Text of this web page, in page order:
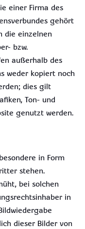
einer Firma des
gehört
die einzelnen
bzw.
außerhalb des
weder kopiert noch
dies gilt
Ton- und
genutzt werden.
in Form
stehen.
bei solchen
in
dieser Bilder von